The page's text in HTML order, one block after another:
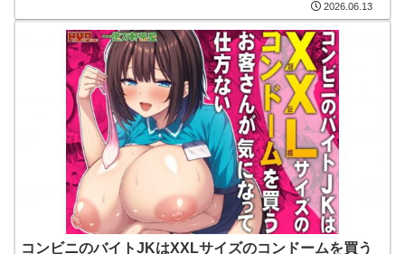
2026.06.13
コンビニのバイトJKはXXLサイズのコンドームを買う